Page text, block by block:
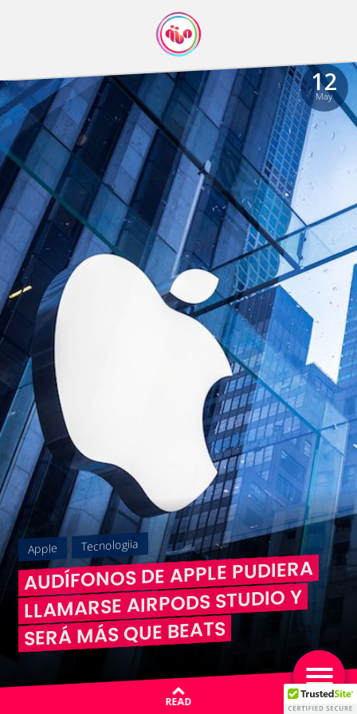
12
May
Apple Tecnologiia
AUDÍFONOS DE APPLE PUDIERA
LLAMARSE AIRPODS STUDIO Y
SERÁ MÁS QUE BEATS
READ